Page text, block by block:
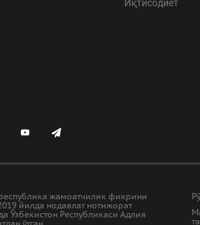
Иқтисодиёт
жамоатчилик фикрини
йилда нодавлат нотижорат
Ўзбекистон Республикаси Адлия